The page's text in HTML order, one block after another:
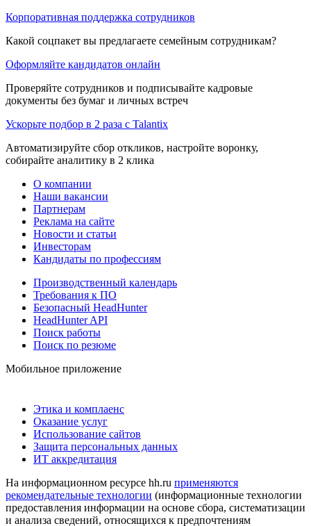
Корпоративная поддержка сотрудников
Какой соцпакет вы предлагаете семейным сотрудникам?
Оформляйте кандидатов онлайн
Проверяйте сотрудников и подписывайте кадровые
документы без бумаг и личных встреч
Ускорьте подбор в 2 раза с Talantix
Автоматизируйте сбор откликов, настройте воронку,
собирайте аналитику в 2 клика
О компании
Наши вакансии
Партнерам
Реклама на сайте
Новости и статьи
Инвесторам
Кандидаты по профессиям
Производственный календарь
Требования к ПО
Безопасный HeadHunter
HeadHunter API
Поиск работы
Поиск по резюме
Мобильное приложение
Этика и комплаенс
Оказание услуг
Использование сайтов
Защита персональных данных
ИТ аккредитация
На информационном ресурсе hh.ru применяются
рекомендательные технологии (информационные технологии
предоставления информации на основе сбора, систематизации
и анализа сведений, относящихся к предпочтениям